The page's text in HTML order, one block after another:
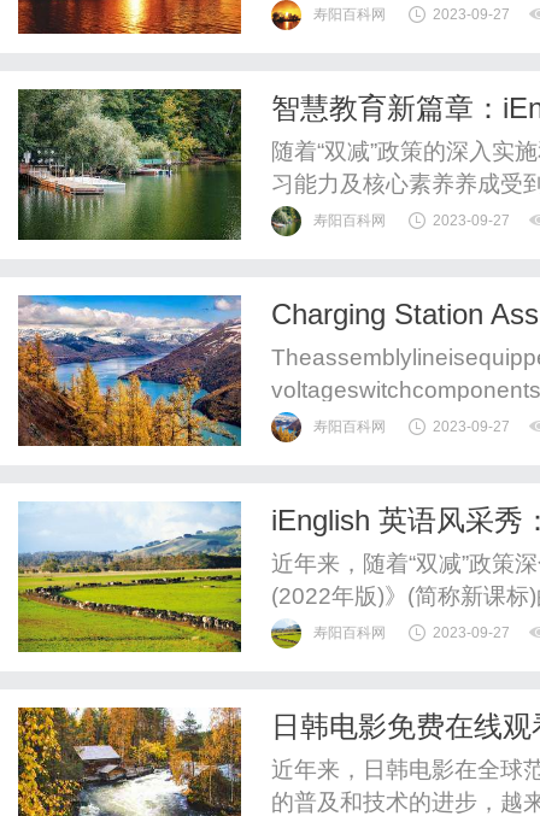
寿阳百科网 2023-09-27
智慧教育新篇章：
成关键
随着“双减”政策的深入实
习能力及核心素养养成受
寿阳百科网 2023-09-27
Charging Station
寿阳百科网 2023-09-27
iEnglish 英语风采秀
显
近年来，随着“双减”政策
(2022年版)》(简称新课标
寿阳百科网 2023-09-27
日韩电影免费在线
近年来，日韩电影在全球
的普及和技术的进步，越